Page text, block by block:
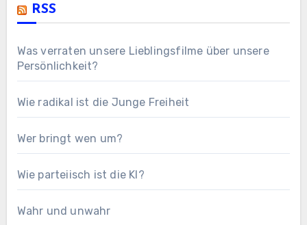
RSS
Was verraten unsere Lieblingsfilme über unsere
Persönlichkeit?
Wie radikal ist die Junge Freiheit
Wer bringt wen um?
Wie parteiisch ist die KI?
Wahr und unwahr